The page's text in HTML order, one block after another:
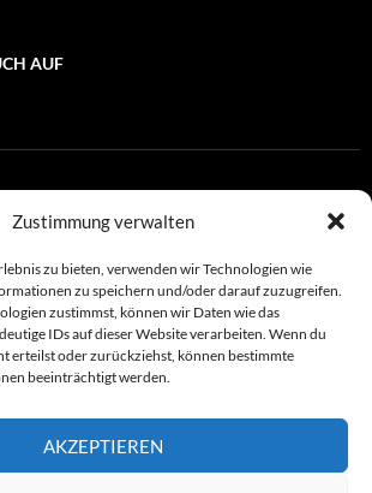
Zustimmung verwalten
zu bieten, verwenden wir Technologien wie
zu speichern und/oder darauf zuzugreifen.
zustimmst, können wir Daten wie das
IDs auf dieser Website verarbeiten. Wenn du
erteilst oder zurückziehst, können bestimmte
beeinträchtigt werden.
AKZEPTIEREN
AUF